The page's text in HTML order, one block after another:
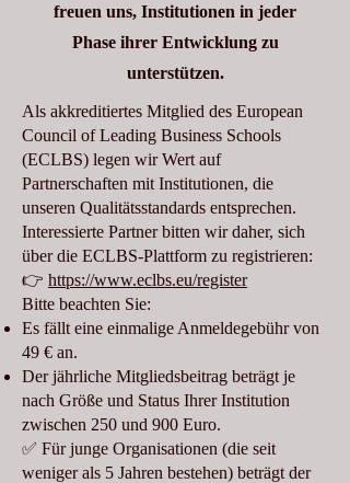
freuen uns, Institutionen in jeder
Phase ihrer Entwicklung zu
unterstützen.
Als akkreditiertes Mitglied des European
Council of Leading Business Schools
(ECLBS) legen wir Wert auf
Partnerschaften mit Institutionen, die
unseren Qualitätsstandards entsprechen.
Interessierte Partner bitten wir daher, sich
über die ECLBS-Plattform zu registrieren:
👉 https://www.eclbs.eu/register
Bitte beachten Sie:
Es fällt eine einmalige Anmeldegebühr von
49 € an.
Der jährliche Mitgliedsbeitrag beträgt je
nach Größe und Status Ihrer Institution
zwischen 250 und 900 Euro.
✅ Für junge Organisationen (die seit
weniger als 5 Jahren bestehen) beträgt der